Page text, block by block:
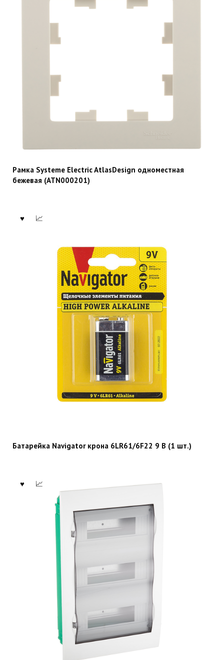
Рамка Systeme Electric AtlasDesign одноместная
бежевая (ATN000201)
Батарейка Navigator крона 6LR61/6F22 9 В (1 шт.)